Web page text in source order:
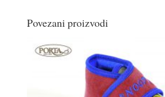
Povezani proizvodi